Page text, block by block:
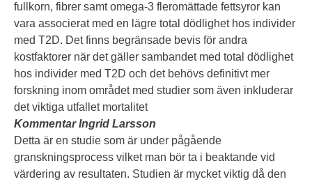
fullkorn, fibrer samt omega-3 fleromättade fettsyror kan
vara associerat med en lägre total dödlighet hos individer
med T2D. Det finns begränsade bevis för andra
kostfaktorer när det gäller sambandet med total dödlighet
hos individer med T2D och det behövs definitivt mer
forskning inom området med studier som även inkluderar
det viktiga utfallet mortalitet
Kommentar Ingrid Larsson
Detta är en studie som är under pågående
granskningsprocess vilket man bör ta i beaktande vid
värdering av resultaten. Studien är mycket viktig då den